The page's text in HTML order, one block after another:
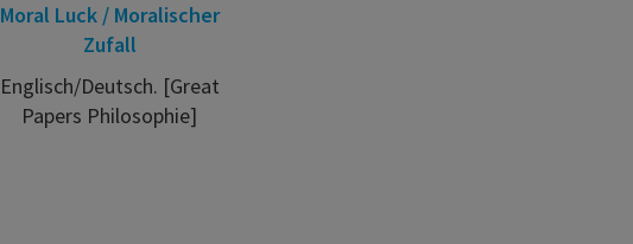
Moral Luck / Moralischer
Zufall
Englisch/Deutsch. [Great
Papers Philosophie]